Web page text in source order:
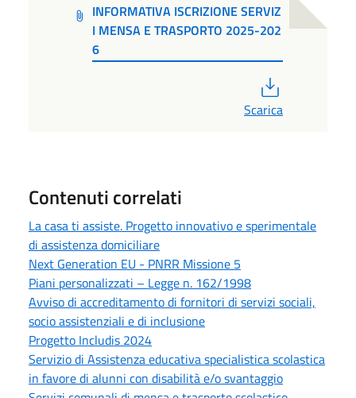
INFORMATIVA ISCRIZIONE SERVIZ
I MENSA E TRASPORTO 2025-202
6
Scarica
Contenuti correlati
La casa ti assiste. Progetto innovativo e sperimentale
di assistenza domiciliare
Next Generation EU - PNRR Missione 5
Piani personalizzati – Legge n. 162/1998
Avviso di accreditamento di fornitori di servizi sociali,
socio assistenziali e di inclusione
Progetto Includis 2024
Servizio di Assistenza educativa specialistica scolastica
in favore di alunni con disabilità e/o svantaggio